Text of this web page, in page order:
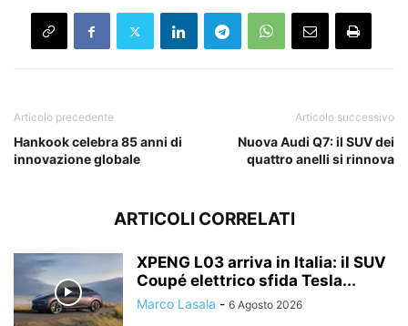
Articolo precedente
Hankook celebra 85 anni di
innovazione globale
Articolo successivo
Nuova Audi Q7: il SUV dei
quattro anelli si rinnova
ARTICOLI CORRELATI
XPENG L03 arriva in Italia: il SUV
Coupé elettrico sfida Tesla...
Marco Lasala - 6 Agosto 2026